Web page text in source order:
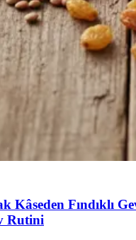
Kâseden Fındıklı
Rutini